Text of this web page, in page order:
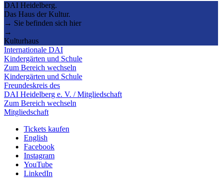
DAI Heidelberg.
Das Haus der Kultur.
→ Sie befinden sich hier
→
Kulturhaus
Internationale DAI
Kindergärten und Schule
Zum Bereich wechseln
Kindergärten und Schule
Freundeskreis des
DAI Heidelberg e. V. / Mitgliedschaft
Zum Bereich wechseln
Mitgliedschaft
Tickets kaufen
English
Facebook
Instagram
YouTube
LinkedIn